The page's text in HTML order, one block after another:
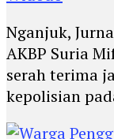
Nganjuk,
AKBP Suria
serah terima
kepolisian